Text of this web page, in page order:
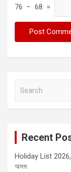
76 − 68 =
Recent
Holiday List 2026,
অসম